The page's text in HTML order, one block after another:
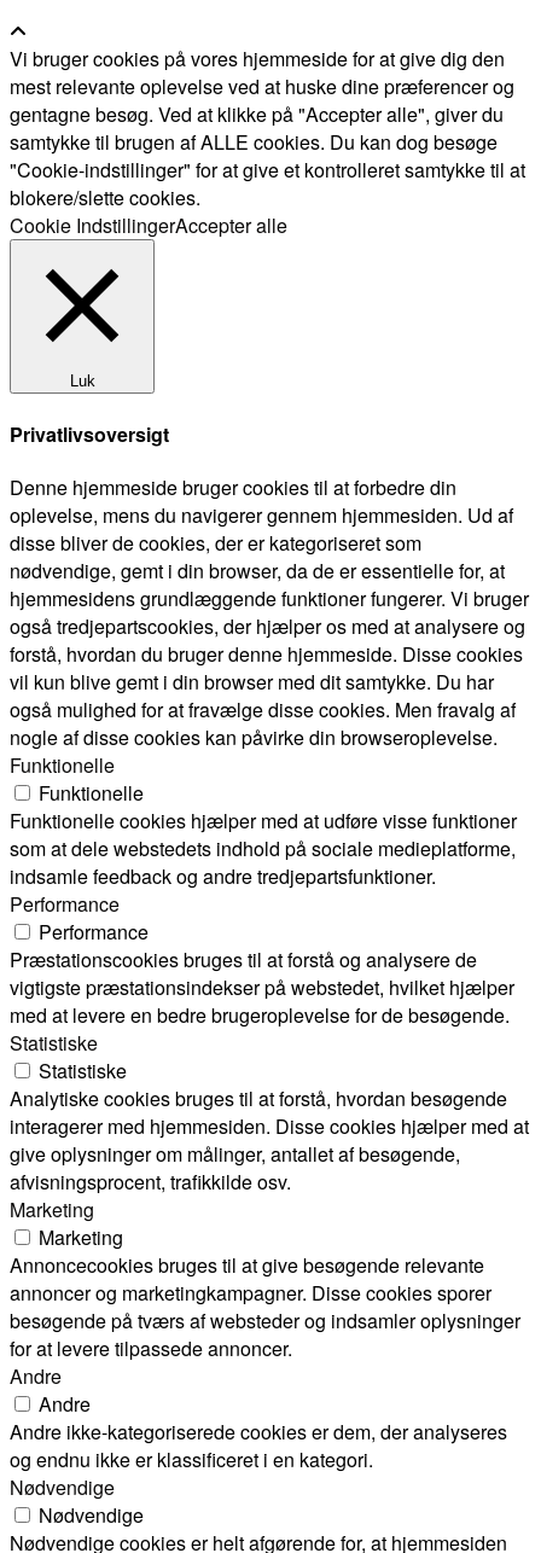
Vi bruger cookies på vores hjemmeside for at give dig den
mest relevante oplevelse ved at huske dine præferencer og
gentagne besøg. Ved at klikke på "Accepter alle", giver du
samtykke til brugen af ALLE cookies. Du kan dog besøge
"Cookie-indstillinger" for at give et kontrolleret samtykke til at
blokere/slette cookies.
Cookie IndstillingerAccepter alle
Luk
Privatlivsoversigt
Denne hjemmeside bruger cookies til at forbedre din
oplevelse, mens du navigerer gennem hjemmesiden. Ud af
disse bliver de cookies, der er kategoriseret som
nødvendige, gemt i din browser, da de er essentielle for, at
hjemmesidens grundlæggende funktioner fungerer. Vi bruger
også tredjepartscookies, der hjælper os med at analysere og
forstå, hvordan du bruger denne hjemmeside. Disse cookies
vil kun blive gemt i din browser med dit samtykke. Du har
også mulighed for at fravælge disse cookies. Men fravalg af
nogle af disse cookies kan påvirke din browseroplevelse.
Funktionelle
Funktionelle
Funktionelle cookies hjælper med at udføre visse funktioner
som at dele webstedets indhold på sociale medieplatforme,
indsamle feedback og andre tredjepartsfunktioner.
Performance
Performance
Præstationscookies bruges til at forstå og analysere de
vigtigste præstationsindekser på webstedet, hvilket hjælper
med at levere en bedre brugeroplevelse for de besøgende.
Statistiske
Statistiske
Analytiske cookies bruges til at forstå, hvordan besøgende
interagerer med hjemmesiden. Disse cookies hjælper med at
give oplysninger om målinger, antallet af besøgende,
afvisningsprocent, trafikkilde osv.
Marketing
Marketing
Annoncecookies bruges til at give besøgende relevante
annoncer og marketingkampagner. Disse cookies sporer
besøgende på tværs af websteder og indsamler oplysninger
for at levere tilpassede annoncer.
Andre
Andre
Andre ikke-kategoriserede cookies er dem, der analyseres
og endnu ikke er klassificeret i en kategori.
Nødvendige
Nødvendige
Nødvendige cookies er helt afgørende for, at hjemmesiden